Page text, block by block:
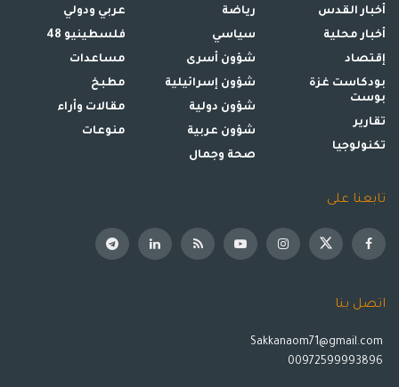
أخبار القدس
أخبار محلية
إقتصاد
بودكاست غزة
بوست
تقارير
تكنولوجيا
رياضة
سياسي
شؤون أسرى
شؤون إسرائيلية
شؤون دولية
شؤون عربية
صحة وجمال
عربي ودولي
فلسطينيو 48
مساعدات
مطبخ
مقالات وأراء
منوعات
تابعنا على
اتصل بنا
Sakkanaom71@gmail.com